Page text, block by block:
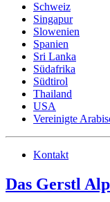
Schweiz
Singapur
Slowenien
Spanien
Sri Lanka
Südafrika
Südtirol
Thailand
USA
Vereinigte
Kontakt
Das Gerstl